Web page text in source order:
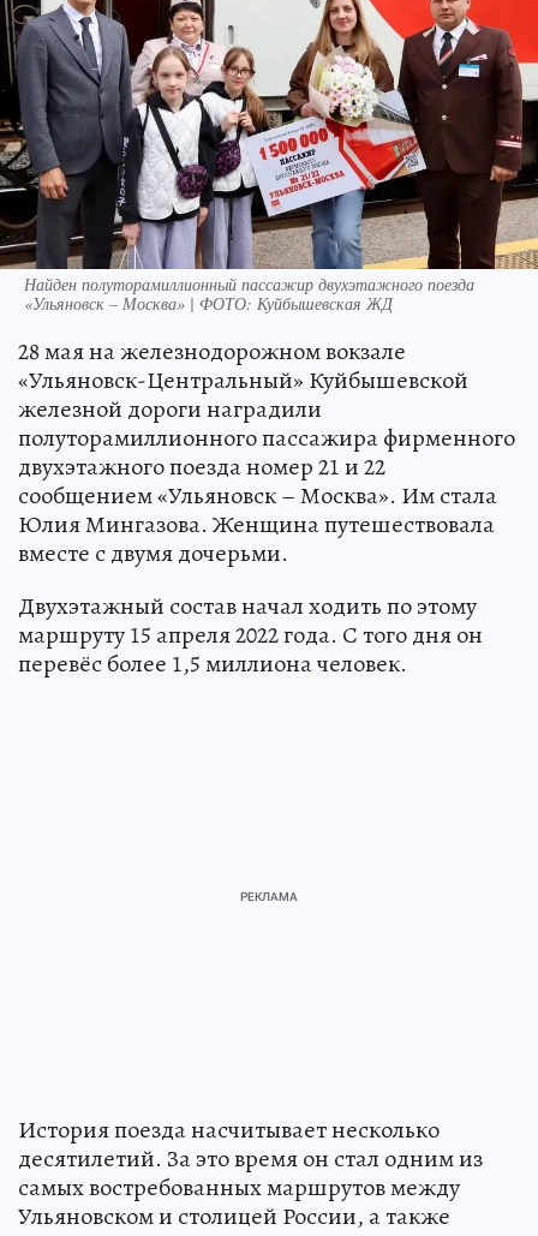
Найден полуторамиллионный пассажир двухэтажного поезда
«Ульяновск – Москва» | ФОТО: Куйбышевская ЖД
28 мая на железнодорожном вокзале
«Ульяновск-Центральный» Куйбышевской
железной дороги наградили
полуторамиллионного пассажира фирменного
двухэтажного поезда номер 21 и 22
сообщением «Ульяновск – Москва». Им стала
Юлия Мингазова. Женщина путешествовала
вместе с двумя дочерьми.
Двухэтажный состав начал ходить по этому
маршруту 15 апреля 2022 года. С того дня он
перевёс более 1,5 миллиона человек.
История поезда насчитывает несколько
десятилетий. За это время он стал одним из
самых востребованных маршрутов между
Ульяновском и столицей России, а также